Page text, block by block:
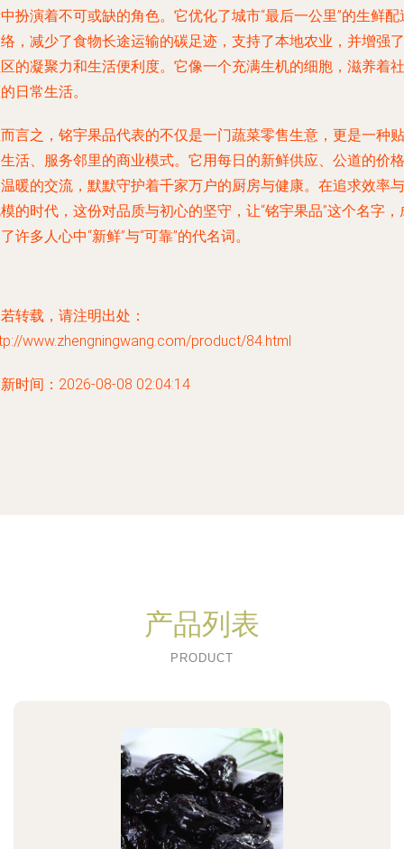
扮演着不可或缺的角色。它优化了城市“最后一公里”的生鲜配
，减少了食物长途运输的碳足迹，支持了本地农业，并增强了
的凝聚力和生活便利度。它像一个充满生机的细胞，滋养着社
日常生活。
言之，铭宇果品代表的不仅是一门蔬菜零售生意，更是一种贴
活、服务邻里的商业模式。它用每日的新鲜供应、公道的价格
暖的交流，默默守护着千家万户的厨房与健康。在追求效率与
的时代，这份对品质与初心的坚守，让“铭宇果品”这个名字，
许多人心中“新鲜”与“可靠”的代名词。
转载，请注明出处：
www.zhengningwang.com/product/84.html
时间：2026-08-08 02:04:14
产品列表
PRODUCT